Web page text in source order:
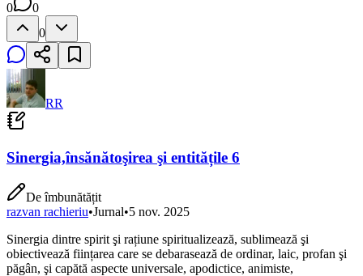
0
0
0
RR
Sinergia,însănătoşirea şi entitățile 6
De îmbunătățit
razvan rachieriu•Jurnal•5 nov. 2025
Sinergia dintre spirit şi rațiune spiritualizează, sublimează şi
obiectivează ființarea care se debarasează de ordinar, laic, profan şi
păgân, şi capătă aspecte universale, apodictice, animiste,